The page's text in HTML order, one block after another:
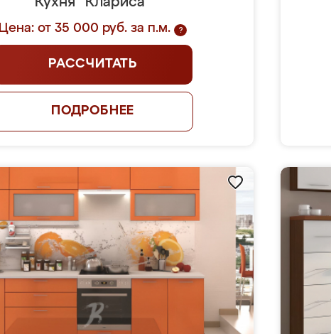
Цена: от 35 000 руб. за п.м. ?
РАССЧИТАТЬ
ПОДРОБНЕЕ